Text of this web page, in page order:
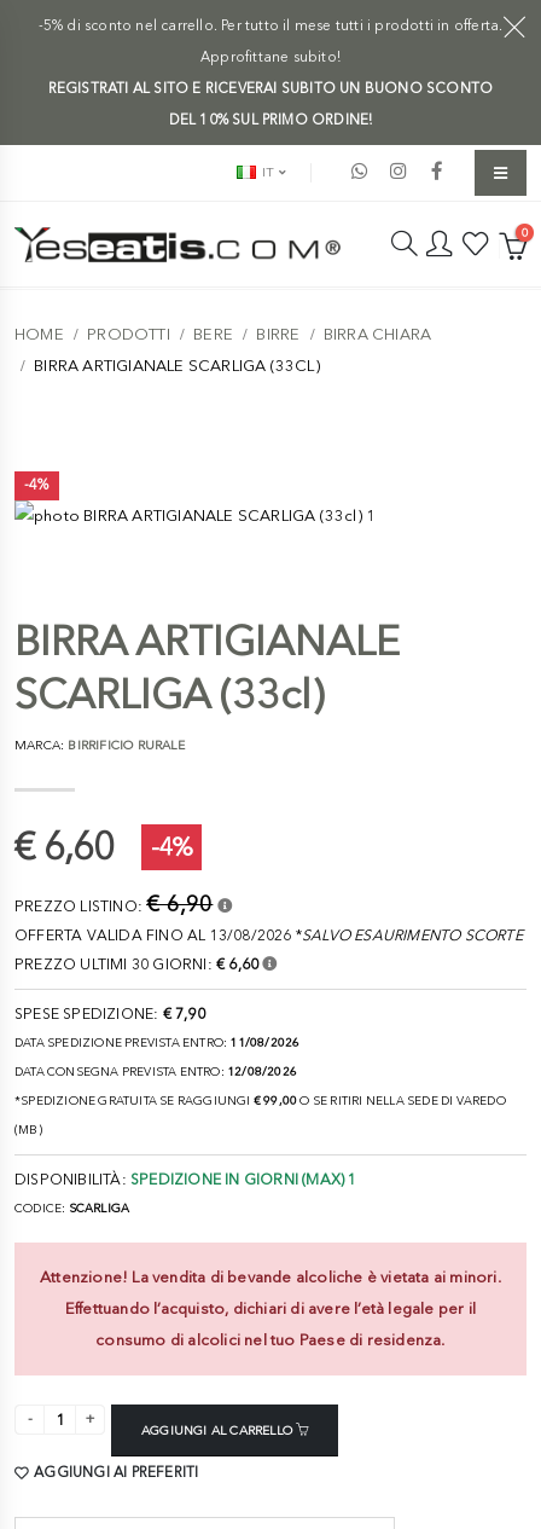
-5% di sconto nel carrello. Per tutto il mese tutti i prodotti in offerta.
Approfittane subito!
REGISTRATI AL SITO E RICEVERAI SUBITO UN BUONO SCONTO
DEL 10% SUL PRIMO ORDINE!
IT
0
HOME PRODOTTI BERE BIRRE
BIRRA CHIARA
BIRRA ARTIGIANALE SCARLIGA (33CL)
-4%
BIRRA ARTIGIANALE
SCARLIGA (33cl)
MARCA: BIRRIFICIO RURALE
€ 6,60 -4%
PREZZO LISTINO:€ 6,90
OFFERTA VALIDA FINO AL 13/08/2026 *SALVO ESAURIMENTO SCORTE
PREZZO ULTIMI 30 GIORNI: € 6,60
SPESE SPEDIZIONE: € 7,90
DATA SPEDIZIONE PREVISTA ENTRO: 11/08/2026
DATA CONSEGNA PREVISTA ENTRO: 12/08/2026
*SPEDIZIONE GRATUITA SE RAGGIUNGI € 99,00O SE RITIRI NELLA SEDE DI VAREDO
(MB)
DISPONIBILITÀ: SPEDIZIONE IN GIORNI (MAX) 1
CODICE: SCARLIGA
Attenzione! La vendita di bevande alcoliche è vietata ai minori.
Effettuando l’acquisto, dichiari di avere l’età legale per il
consumo di alcolici nel tuo Paese di residenza.
AGGIUNGI AL CARRELLO
AGGIUNGI AI PREFERITI